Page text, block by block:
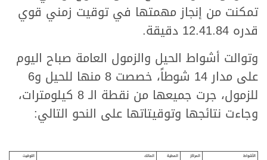
تمكنت من إنجاز مهمتها في توقيت زمني قوي
قدره 12.41.84 دقيقة.
وتوالت أشواط الحيل والزمول العامة صباح اليوم
على مدار 14 شوطاً، خصصت 8 منها للحيل و6
للزمول، جرت جميعها من نقطة الـ 8 كيلومترات،
وجاءت نتائجها وتوقيتاتها على النحو التالي:
الأشواط المراكز المطية المالك
التوقيت